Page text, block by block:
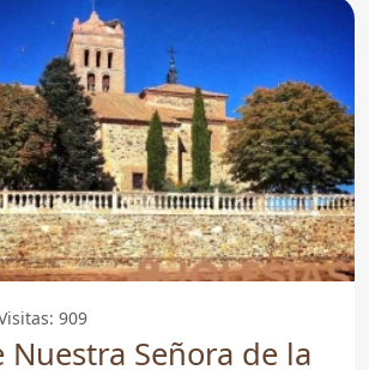
909
Nuestra Señora de la